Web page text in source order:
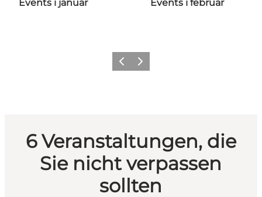
Events i januar Events i februar
ZurückWeiter
6 Veranstaltungen, die
Sie nicht verpassen
sollten